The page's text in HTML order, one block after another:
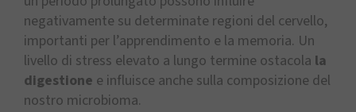
negativamente su determinate regioni del cervello,
importanti per l’apprendimento e la memoria. Un
livello di stress elevato a lungo termine ostacola la
digestione e influisce anche sulla composizione del
nostro microbioma.